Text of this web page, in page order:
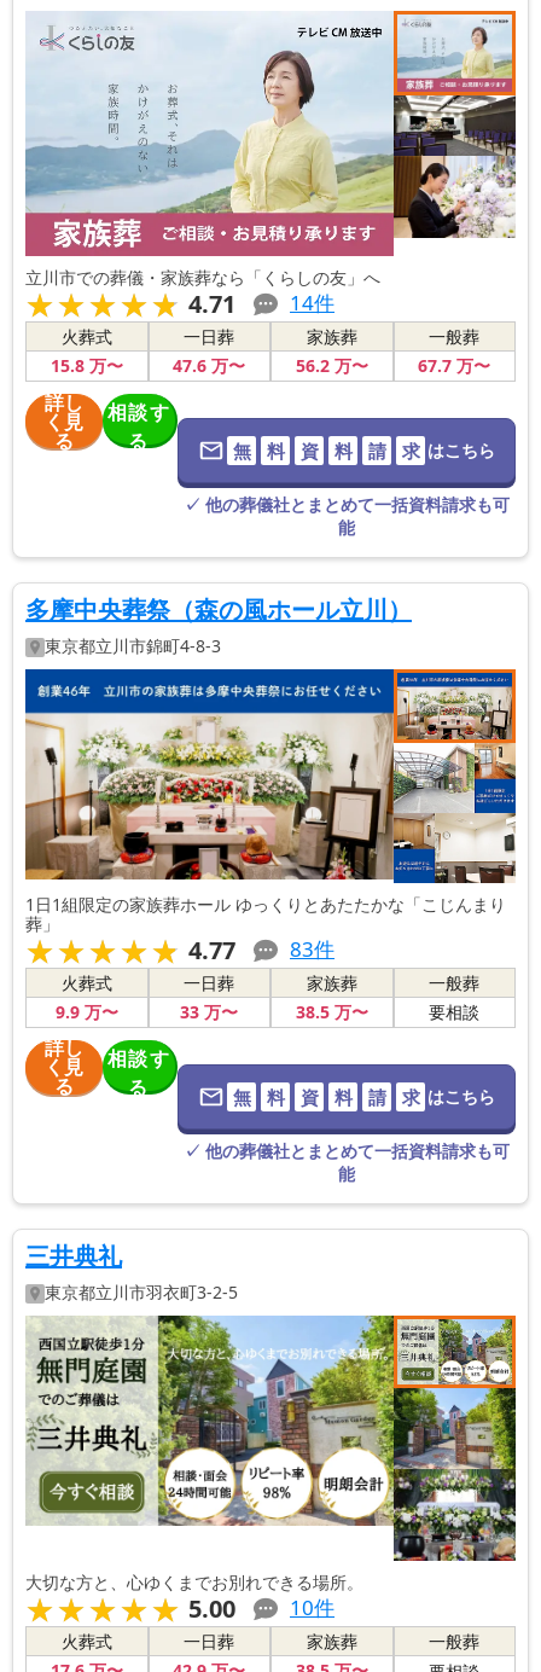
立川市での葬儀・家族葬なら「くらしの友」へ
★★★★★
★★★★★ 4.71 14件
火葬式
15.8万〜
一日葬
47.6 万〜
家族葬
56.2万〜
一般葬
67.7 万〜
詳し
く見
る
相談す
る
無 料 資 料 請 求 はこちら
✓ 他の葬儀社とまとめて一括資料請求も可
能
多摩中央葬祭（森の風ホール立川）
東京都立川市錦町4-8-3
1日1組限定の家族葬ホール ゆっくりとあたたかな「こじんまり
葬」
★★★★★
★★★★★ 4.77 83件
火葬式
9.9万〜
一日葬
33 万〜
家族葬
38.5万〜
一般葬
要相談
詳し
く見
る
相談す
る
無 料 資 料 請 求 はこちら
✓ 他の葬儀社とまとめて一括資料請求も可
能
三井典礼
東京都立川市羽衣町3-2-5
大切な方と、心ゆくまでお別れできる場所。
★★★★★
★★★★★ 5.00 10件
火葬式
一日葬
家族葬
一般葬